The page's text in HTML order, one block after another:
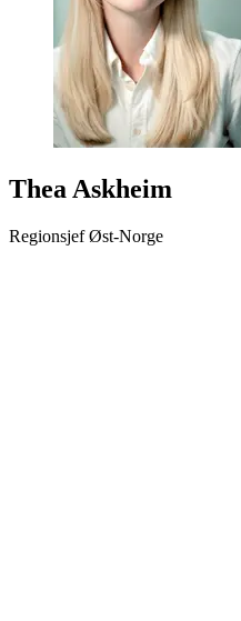
Thea Askheim
Regionsjef Øst-Norge